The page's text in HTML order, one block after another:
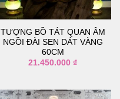
TƯỢNG BỒ TÁT QUAN ÂM
NGỒI ĐÀI SEN DÁT VÀNG
60CM
21.450.000 ₫